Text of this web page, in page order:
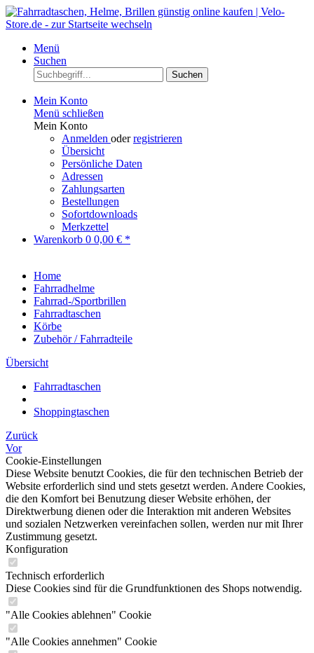
Menü
Suchen
Suchen
Mein Konto
Menü schließen
Mein Konto
Anmelden oderregistrieren
Übersicht
Persönliche Daten
Adressen
Zahlungsarten
Bestellungen
Sofortdownloads
Merkzettel
Warenkorb 0 0,00 € *
Home
Fahrradhelme
Fahrrad-/Sportbrillen
Fahrradtaschen
Körbe
Zubehör / Fahrradteile
Übersicht
Fahrradtaschen
Shoppingtaschen
Zurück
Vor
Cookie-Einstellungen
Diese Website benutzt Cookies, die für den technischen Betrieb der
Website erforderlich sind und stets gesetzt werden. Andere Cookies,
die den Komfort bei Benutzung dieser Website erhöhen, der
Direktwerbung dienen oder die Interaktion mit anderen Websites
und sozialen Netzwerken vereinfachen sollen, werden nur mit Ihrer
Zustimmung gesetzt.
Konfiguration
Technisch erforderlich
Diese Cookies sind für die Grundfunktionen des Shops notwendig.
"Alle Cookies ablehnen" Cookie
"Alle Cookies annehmen" Cookie